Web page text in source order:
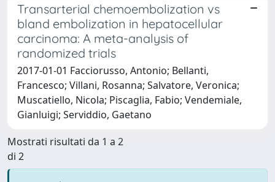
Transarterial chemoembolization vs
bland embolization in hepatocellular
carcinoma: A meta-analysis of
randomized trials
2017-01-01 Facciorusso, Antonio; Bellanti,
Francesco; Villani, Rosanna; Salvatore, Veronica;
Muscatiello, Nicola; Piscaglia, Fabio; Vendemiale,
Gianluigi; Serviddio, Gaetano
Mostrati risultati da 1 a 2
di 2